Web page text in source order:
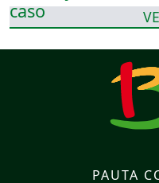
PAUTA